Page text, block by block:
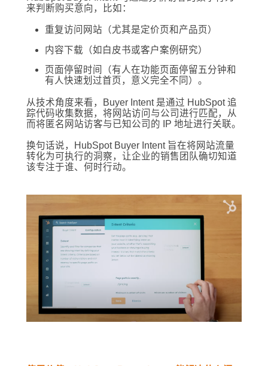
来判断购买意向，比如：
重复访问网站（尤其是定价页和产品页）
内容下载（如白皮书或客户案例研究）
页面停留时间（有人在功能页面停留五分钟和
有人快速划过首页，意义完全不同）。
从技术角度来看，Buyer Intent 是通过 HubSpot 追
踪代码收集数据，将网站访问与公司进行匹配，从
而将匿名网站访客与已知公司的 IP 地址进行关联。
换句话说，HubSpot Buyer Intent 旨在将网站流量
转化为可执行的洞察，让企业的销售团队确切知道
该专注于谁、何时行动。